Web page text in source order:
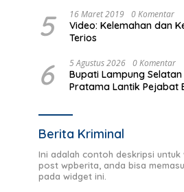
5 16 Maret 2019 0 Komentar
Video: Kelemahan dan
Terios
6 5 Agustus 2026 0 Komentar
Bupati Lampung
Pratama Lantik Pejabat
Berita Kriminal
Ini adalah contoh deskripsi
post wpberita, anda bisa
pada widget ini.